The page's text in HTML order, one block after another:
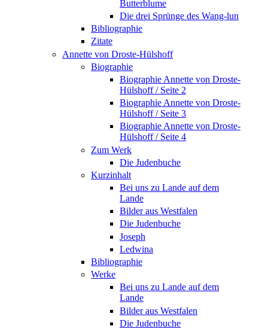
Butterblume
Die drei Sprünge des Wang-lun
Bibliographie
Zitate
Annette von Droste-Hülshoff
Biographie
Biographie Annette von Droste-
Hülshoff / Seite 2
Biographie Annette von Droste-
Hülshoff / Seite 3
Biographie Annette von Droste-
Hülshoff / Seite 4
Zum Werk
Die Judenbuche
Kurzinhalt
Bei uns zu Lande auf dem
Lande
Bilder aus Westfalen
Die Judenbuche
Joseph
Ledwina
Bibliographie
Werke
Bei uns zu Lande auf dem
Lande
Bilder aus Westfalen
Die Judenbuche